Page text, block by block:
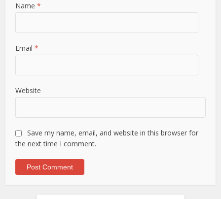
Name*
Email*
Website
Save my name, email, and website in this browser for
the next time I comment.